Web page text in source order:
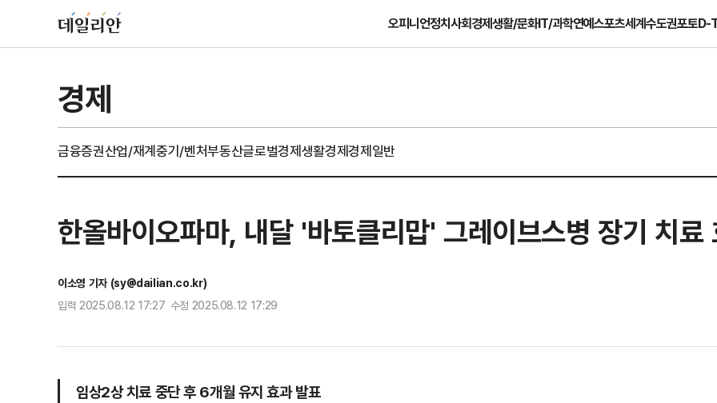
오피니언정치사회경제생활/문화IT/과학연예스포츠세계수도권포토D-
경제
금융증권산업/재계중기/벤처부동산글로벌경제생활경제경제일반
한올바이오파마, 내달 '바토클리맙' 그레이브스병 장기 치료
이소영 기자 (sy@dailian.co.kr)
입력 2025.08.12 17:27 수정 2025.08.12 17:29
임상2상 치료 중단 후 6개월 유지 효과 발표